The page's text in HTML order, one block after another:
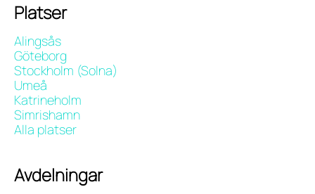
Platser
Alingsås
Göteborg
Stockholm (Solna)
Umeå
Katrineholm
Simrishamn
Alla platser
Avdelningar